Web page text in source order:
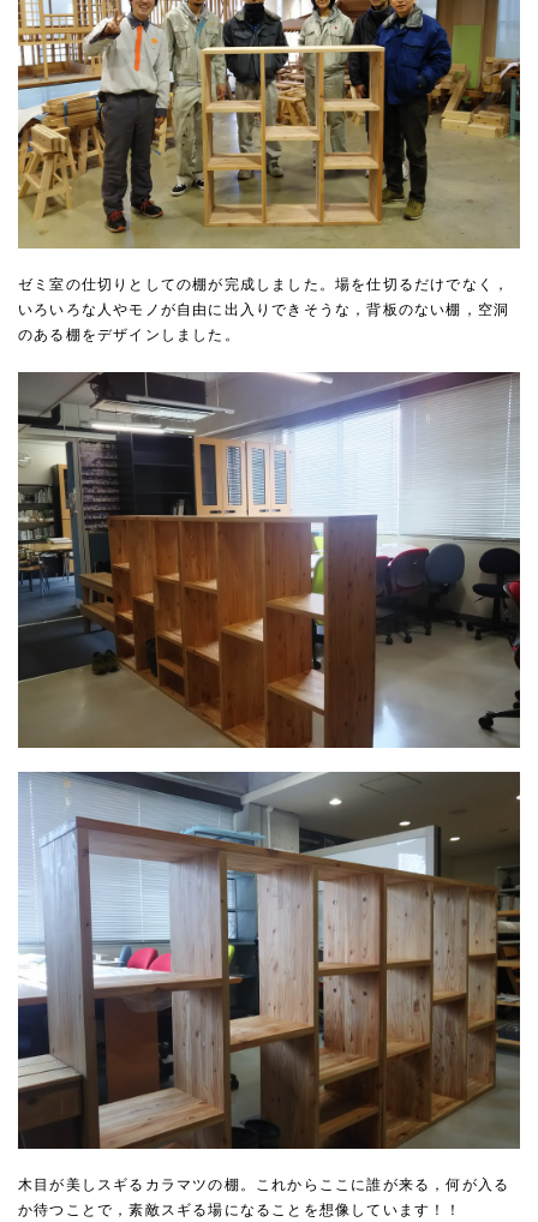
ゼミ室の仕切りとしての棚が完成しました。場を仕切るだけでなく，
いろいろな人やモノが自由に出入りできそうな，背板のない棚，空洞
のある棚をデザインしました。
木目が美しスギるカラマツの棚。これからここに誰が来る，何が入る
か待つことで，素敵スギる場になることを想像しています！！